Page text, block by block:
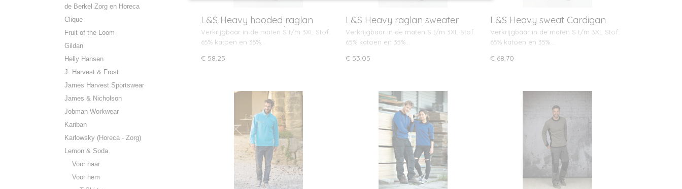
de Berkel Zorg en Horeca
Clique
Fruit of the Loom
Gildan
Helly Hansen
J. Harvest & Frost
James Harvest Sportswear
James & Nicholson
Jobman Workwear
Kariban
Karlowsky (Horeca - Zorg)
Lemon & Soda
Voor haar
Voor hem
L&S Heavy hooded raglan
sweater met capuchon
Verkrijgbaar in de maten S t/m 3XL Stof:
65% katoen en 35%…
€ 58,25
L&S Heavy raglan sweater
Verkrijgbaar in de maten S t/m 3XL Stof:
65% katoen en 35%…
€ 53,05
L&S Heavy sweat Cardigan
unisex
Verkrijgbaar in de maten S t/m 3XL Stof:
65% katoen en 35%…
€ 68,70